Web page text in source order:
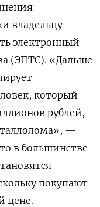
владельцу
электронный
(ЭПТС). «Дальше
который
рублей,
—
в большинстве
покупают
цене.